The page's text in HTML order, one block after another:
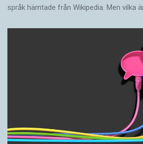
språk hämtade från Wikipedia. Men vilka